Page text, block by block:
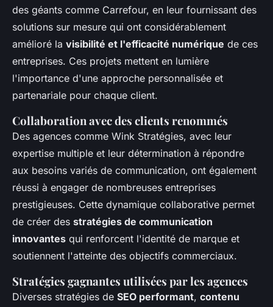
des géants comme Carrefour, en leur fournissant des
solutions sur mesure qui ont considérablement
amélioré la visibilité et l'efficacité numérique de ces
entreprises. Ces projets mettent en lumière
l'importance d'une approche personnalisée et
partenariale pour chaque client.
Collaboration avec des clients renommés
Des agences comme Wink Stratégies, avec leur
expertise multiple et leur détermination à répondre
aux besoins variés de communication, ont également
réussi à engager de nombreuses entreprises
prestigieuses. Cette dynamique collaborative permet
de créer des stratégies de communication
innovantes qui renforcent l'identité de marque et
soutiennent l'atteinte des objectifs commerciaux.
Stratégies gagnantes utilisées par les agences
Diverses stratégies de SEO performant, contenu